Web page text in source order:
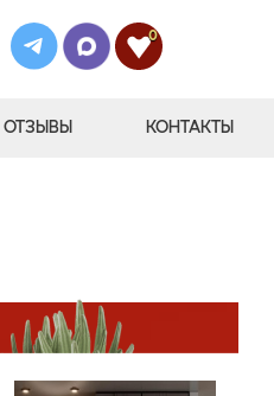
0
ОТЗЫВЫ КОНТАКТЫ